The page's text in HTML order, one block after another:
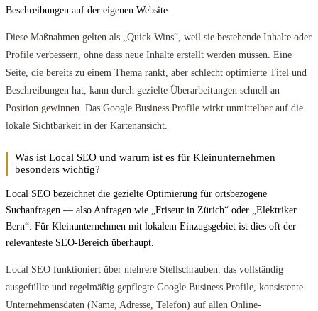
Beschreibungen auf der eigenen Website.
Diese Maßnahmen gelten als „Quick Wins“, weil sie bestehende Inhalte oder
Profile verbessern, ohne dass neue Inhalte erstellt werden müssen. Eine
Seite, die bereits zu einem Thema rankt, aber schlecht optimierte Titel und
Beschreibungen hat, kann durch gezielte Überarbeitungen schnell an
Position gewinnen. Das Google Business Profile wirkt unmittelbar auf die
lokale Sichtbarkeit in der Kartenansicht.
Was ist Local SEO und warum ist es für Kleinunternehmen
besonders wichtig?
Local SEO bezeichnet die gezielte Optimierung für ortsbezogene
Suchanfragen — also Anfragen wie „Friseur in Zürich“ oder „Elektriker
Bern“. Für Kleinunternehmen mit lokalem Einzugsgebiet ist dies oft der
relevanteste SEO-Bereich überhaupt.
Local SEO funktioniert über mehrere Stellschrauben: das vollständig
ausgefüllte und regelmäßig gepflegte Google Business Profile, konsistente
Unternehmensdaten (Name, Adresse, Telefon) auf allen Online-